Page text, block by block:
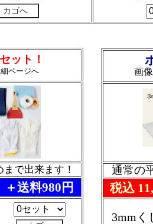
画
通常の
税込
3mmく
ット！
ページへ
で出来ます！
＋送料980円